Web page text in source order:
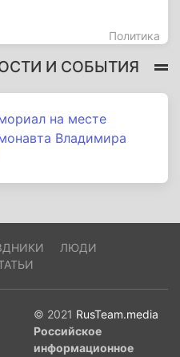
Политика
И СОБЫТИЯ
на месте
Владимира
ЛЮДИ
© 2021 RusTeam.media
Российское
информационное